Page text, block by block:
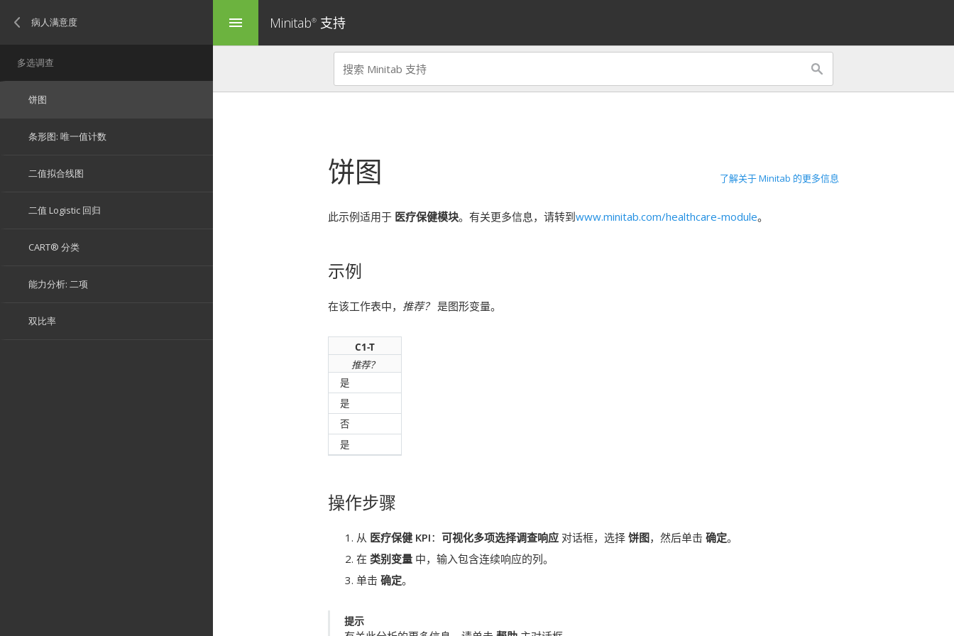
menu Minitab® 支持
饼图 了解关于 Minitab 的更多信息
此示例适用于 医疗保健模块。有关更多信息，请转到www.minitab.com/healthcare-module。
示例
在该工作表中， 推荐？ 是图形变量。
C1-T
推荐？
是
是
否
是
操作步骤
从 医疗保健 KPI： 可视化多项选择调查响应 对话框，选择 饼图，然后单击 确定。
在 类别变量 中，输入包含连续响应的列。
单击 确定。
提示